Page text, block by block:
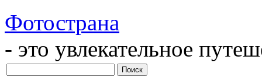
Фотострана
- это увлекательное